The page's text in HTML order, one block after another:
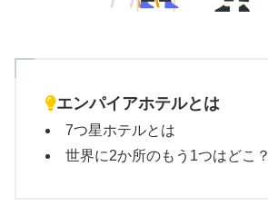
エンパイアホテルとは
7つ星ホテルとは
世界に2か所のもう1つはどこ？